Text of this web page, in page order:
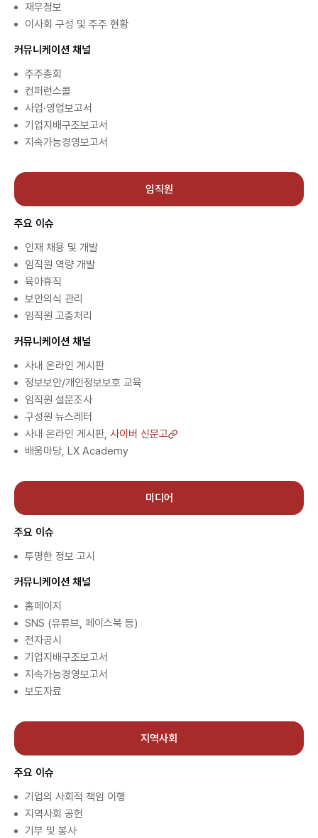
재무정보
이사회 구성 및 주주 현황
커뮤니케이션 채널
주주총회
컨퍼런스콜
사업·영업보고서
기업지배구조보고서
지속가능경영보고서
임직원
주요 이슈
인재 채용 및 개발
임직원 역량 개발
육아휴직
보안의식 관리
임직원 고충처리
커뮤니케이션 채널
사내 온라인 게시판
정보보안/개인정보보호 교육
임직원 설문조사
구성원 뉴스레터
사내 온라인 게시판, 사이버 신문고
배움마당, LX Academy
미디어
주요 이슈
투명한 정보 고시
커뮤니케이션 채널
홈페이지
SNS (유튜브, 페이스북 등)
전자공시
기업지배구조보고서
지속가능경영보고서
보도자료
지역사회
주요 이슈
기업의 사회적 책임 이행
지역사회 공헌
기부 및 봉사